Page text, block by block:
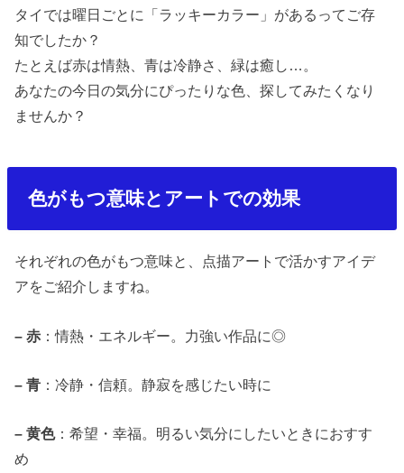
タイでは曜日ごとに「ラッキーカラー」があるってご存
知でしたか？
たとえば赤は情熱、青は冷静さ、緑は癒し … 。
あなたの今日の気分にぴったりな色、探してみたくなり
ませんか？
色がもつ意味とアートでの効果
それぞれの色がもつ意味と、点描アートで活かすアイデ
アをご紹介しますね。
–赤 ：情熱・エネルギー。力強い作品に◎
–青 ：冷静・信頼。静寂を感じたい時に
–黄色：希望・幸福。明るい気分にしたいときにおすす
め